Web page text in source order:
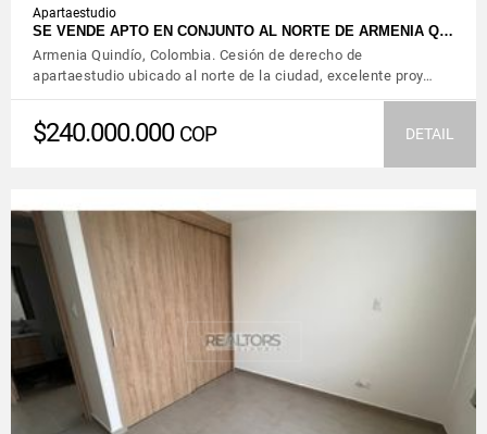
Apartaestudio
SE VENDE APTO EN CONJUNTO AL NORTE DE ARMENIA Q…
Armenia Quindío, Colombia. Cesión de derecho de
apartaestudio ubicado al norte de la ciudad, excelente proy…
$240.000.000 COP DETAIL
VIEW DETAILS